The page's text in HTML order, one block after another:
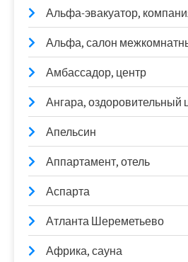
Альфа-эвакуатор,
Альфа, салон
Амбассадор, центр
Ангара, оздоровительный
Апельсин
Аппартамент, отель
Аспарта
Атланта Шереметьево
Африка, сауна